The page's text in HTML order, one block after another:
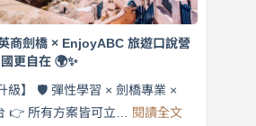
商劍橋 × EnjoyABC 旅遊口說營
更自在 🌍✨
級】 🛡️ 彈性學習 × 劍橋專業 ×
👉 所有方案皆可立… 閱讀全文: